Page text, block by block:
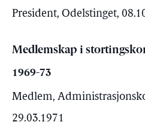
President, Odelstinget,
Medlemskap i
1969-73
Medlem,
29.03.1971